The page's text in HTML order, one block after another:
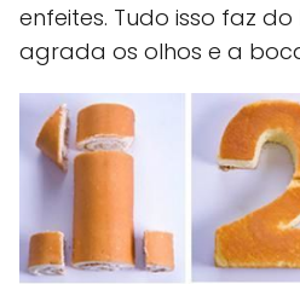
enfeites. Tudo isso faz
agrada os olhos e a